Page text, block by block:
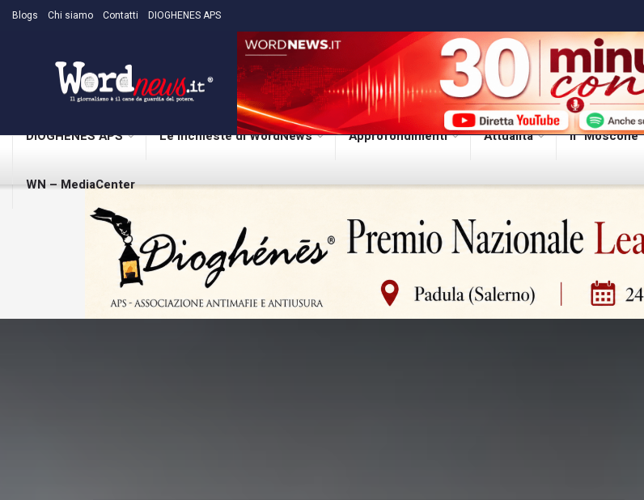
Blogs Chi siamo Contatti DIOGHENES APS
DIOGHENES APS Le inchieste di WordNews Approfondimenti Attualità Il “Moscone”
WN – MediaCenter